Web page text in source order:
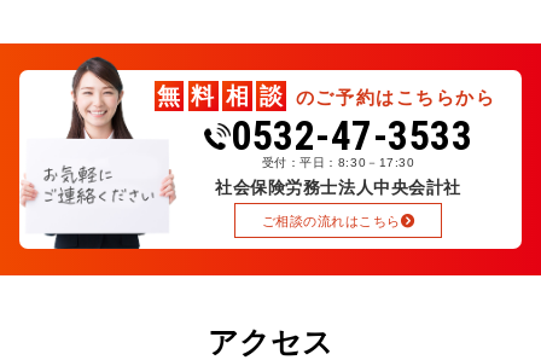
無 料 相 談 のご予約はこちらから
0532-47-3533
受付：平日：8:30－17:30
社会保険労務士法人中央会計社
ご相談の流れはこちら
アクセス